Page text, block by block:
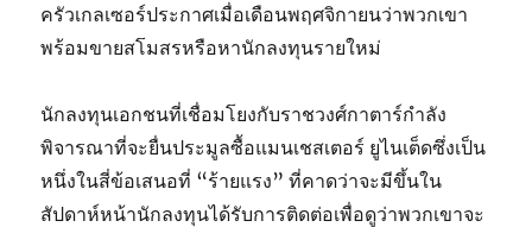
ครัวเกลเซอร์ประกาศเมื่อเดือนพฤศจิกายนว่าพวกเขา
พร้อมขายสโมสรหรือหานักลงทุนรายใหม่
นักลงทุนเอกชนที่เชื่อมโยงกับราชวงศ์กาตาร์กำลัง
พิจารณาที่จะยื่นประมูลซื้อแมนเชสเตอร์ ยูไนเต็ดซึ่งเป็น
หนึ่งในสี่ข้อเสนอที่ “ร้ายแรง” ที่คาดว่าจะมีขึ้นใน
สัปดาห์หน้านักลงทุนได้รับการติดต่อเพื่อดูว่าพวกเขาจะ